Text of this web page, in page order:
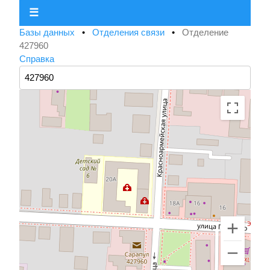
☰
Базы данных • Отделения связи • Отделение
427960
Справка